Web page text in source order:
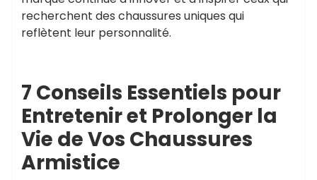
recherchent des chaussures uniques qui
reflètent leur personnalité.
7 Conseils Essentiels pour
Entretenir et Prolonger la
Vie de Vos Chaussures
Armistice